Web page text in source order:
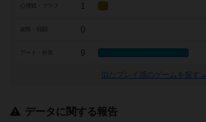
1
0
アート・外見 9
似たプレイ感のゲームを探す→
データに関する報告